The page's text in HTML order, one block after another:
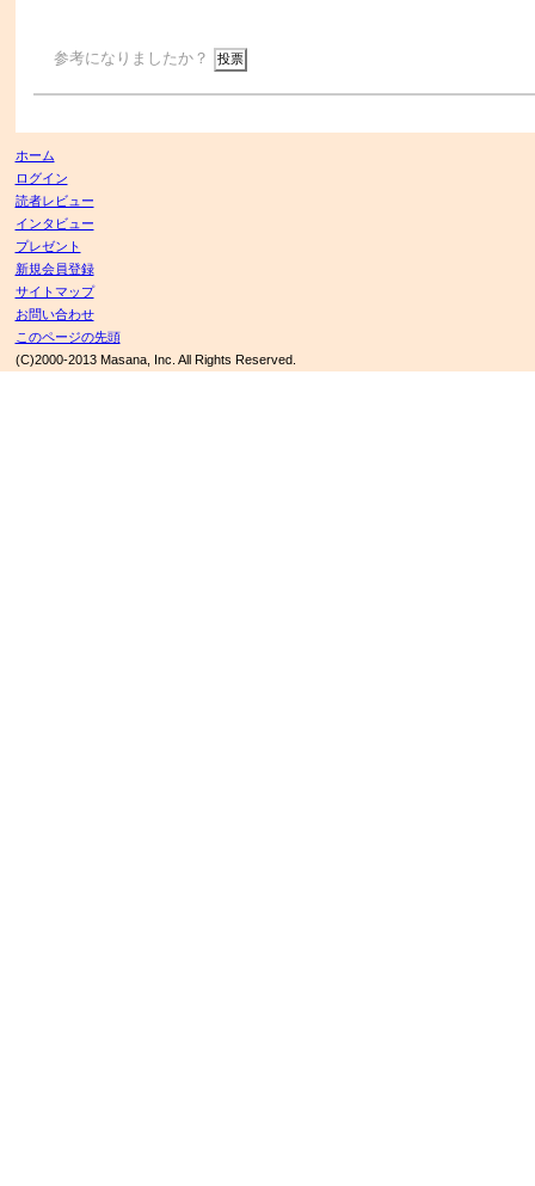
参考になりましたか？
ホーム
ログイン
読者レビュー
インタビュー
プレゼント
新規会員登録
サイトマップ
お問い合わせ
このページの先頭
(C)2000-2013 Masana, Inc. All Rights Reserved.